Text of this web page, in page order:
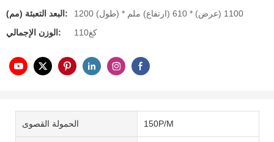
البعد التعبئة (مم):
1200 (طول) * 1100 (عرض) * 610 (ارتفاع) ملم
الوزن الإجمالي:
كغ110
الحمولة القصوى 150P/M